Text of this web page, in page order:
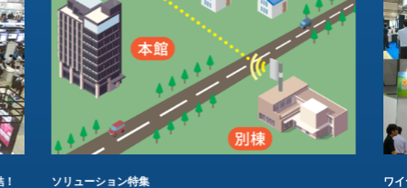
ソリューション特集 ワ